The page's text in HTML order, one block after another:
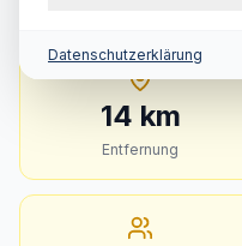
14 km
Entfernung
Datenschutzerklärung